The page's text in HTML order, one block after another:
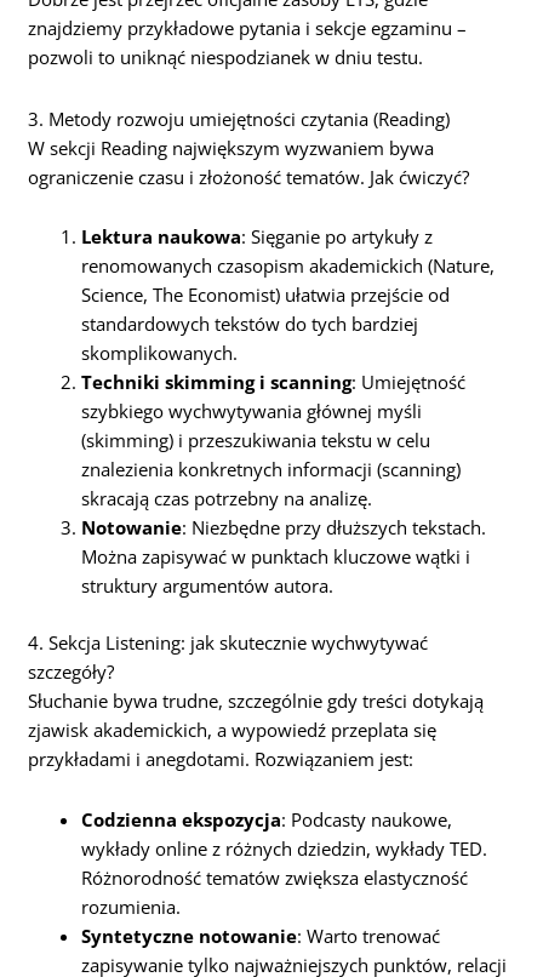
znajdziemy przykładowe pytania i sekcje egzaminu –
pozwoli to uniknąć niespodzianek w dniu testu.
3. Metody rozwoju umiejętności czytania (Reading)
W sekcji Reading największym wyzwaniem bywa
ograniczenie czasu i złożoność tematów. Jak ćwiczyć?
Lektura naukowa: Sięganie po artykuły z
renomowanych czasopism akademickich (Nature,
Science, The Economist) ułatwia przejście od
standardowych tekstów do tych bardziej
skomplikowanych.
Techniki skimming i scanning: Umiejętność
szybkiego wychwytywania głównej myśli
(skimming) i przeszukiwania tekstu w celu
znalezienia konkretnych informacji (scanning)
skracają czas potrzebny na analizę.
Notowanie: Niezbędne przy dłuższych tekstach.
Można zapisywać w punktach kluczowe wątki i
struktury argumentów autora.
4. Sekcja Listening: jak skutecznie wychwytywać
szczegóły?
Słuchanie bywa trudne, szczególnie gdy treści dotykają
zjawisk akademickich, a wypowiedź przeplata się
przykładami i anegdotami. Rozwiązaniem jest:
Codzienna ekspozycja: Podcasty naukowe,
wykłady online z różnych dziedzin, wykłady TED.
Różnorodność tematów zwiększa elastyczność
rozumienia.
Syntetyczne notowanie: Warto trenować
zapisywanie tylko najważniejszych punktów, relacji